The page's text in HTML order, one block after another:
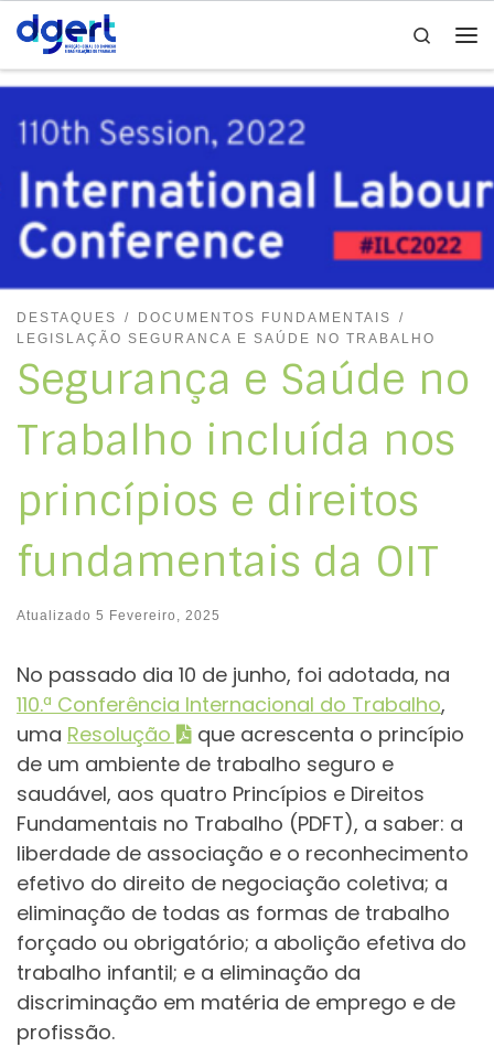
Skip to content
Search
DESTAQUES
DOCUMENTOS FUNDAMENTAIS
LEGISLAÇÃO SEGURANCA E SAÚDE NO TRABALHO
Segurança e Saúde no
Trabalho incluída nos
princípios e direitos
fundamentais da OIT
Atualizado 5 Fevereiro, 2025
No passado dia 10 de junho, foi adotada, na
110.ª Conferência Internacional do Trabalho,
uma Resolução
que acrescenta o princípio
de um ambiente de trabalho seguro e
saudável, aos quatro Princípios e Direitos
Fundamentais no Trabalho (PDFT), a saber: a
liberdade de associação e o reconhecimento
efetivo do direito de negociação coletiva; a
eliminação de todas as formas de trabalho
forçado ou obrigatório; a abolição efetiva do
trabalho infantil; e a eliminação da
discriminação em matéria de emprego e de
profissão.